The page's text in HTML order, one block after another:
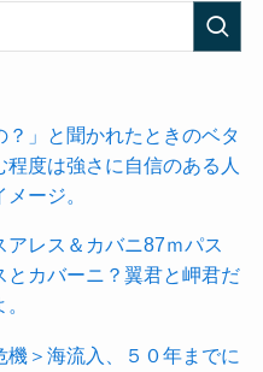
？」と聞かれたときのベタ
度は強さに自信のある人
ージ。
アレス＆カバニ87ｍパス
カバーニ？翼君と岬君だ
機＞海流入、５０年までに